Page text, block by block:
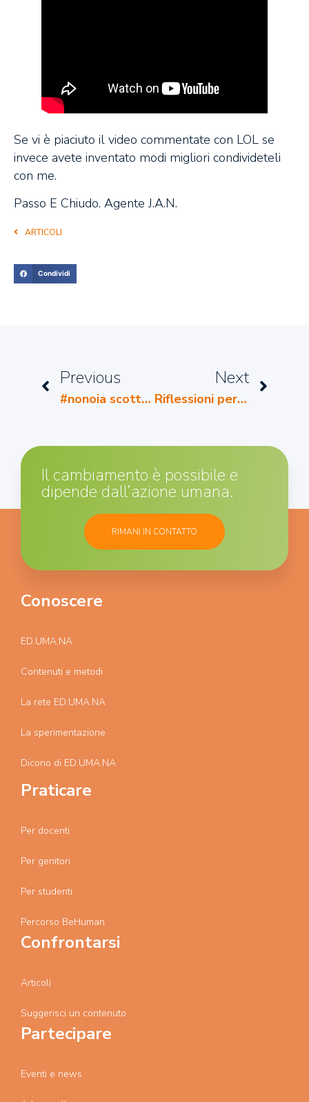
ARTICOLI
Condividi
Se vi è piaciuto il video commentate con LOL se
invece avete inventato modi migliori condivideteli
con me.
Passo E Chiudo. Agente J.A.N.
Previous
#nonoia scottecs
Next
Riflessioni per genitori
Il cambiamento è possibile e
dipende dall’azione umana.
RIMANI IN CONTATTO
Conoscere
ED.UMA.NA
Contenuti e metodi
La rete ED.UMA.NA
La sperimentazione
Dicono di ED.UMA.NA
Praticare
Per docenti
Per genitori
Per studenti
Percorso BeHuman
Confrontarsi
Articoli
Suggerisci un contenuto
Partecipare
Eventi e news